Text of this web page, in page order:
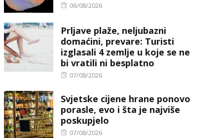
Posted
06/08/2026
Prljave plaže, neljubazni
domaćini, prevare: Turisti
izglasali 4 zemlje u koje se ne
bi vratili ni besplatno
Posted
07/08/2026
Svjetske cijene hrane ponovo
porasle, evo i šta je najviše
poskupjelo
Posted
07/08/2026